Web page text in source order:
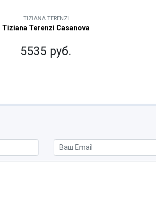
TIZIANA TERENZI
Tiziana Terenzi Casanova
5535 руб.